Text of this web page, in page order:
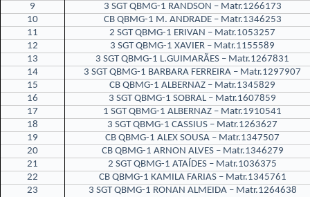
9
3 SGT QBMG-1 RANDSON – Matr.1266173
10
CB QBMG-1 M. ANDRADE – Matr.1346253
11
2 SGT QBMG-1 ERIVAN – Matr.1053257
12
3 SGT QBMG-1 XAVIER – Matr.1155589
13
3 SGT QBMG-1 L.GUIMARÃES – Matr.1267831
14
3 SGT QBMG-1 BARBARA FERREIRA – Matr.1297907
15
CB QBMG-1 ALBERNAZ – Matr.1345829
16
3 SGT QBMG-1 SOBRAL – Matr.1607859
17
1 SGT QBMG-1 ALBERNAZ – Matr.1910541
18
3 SGT QBMG-1 CASSIUS – Matr.1263627
19
CB QBMG-1 ALEX SOUSA – Matr.1347507
20
CB QBMG-1 ARNON ALVES – Matr.1346279
21
2 SGT QBMG-1 ATAÍDES – Matr.1036375
22
CB QBMG-1 KAMILA FARIAS – Matr.1345761
23
3 SGT QBMG-1 RONAN ALMEIDA – Matr.1264638